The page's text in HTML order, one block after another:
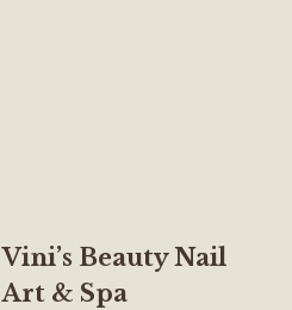
Vini’s Beauty Nail
Art & Spa